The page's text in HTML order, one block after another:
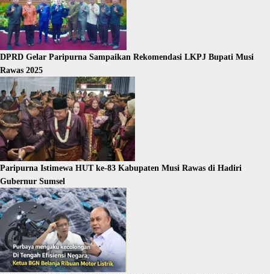
DPRD Gelar Paripurna Sampaikan Rekomendasi LKPJ Bupati Musi
Rawas 2025
Paripurna Istimewa HUT ke-83 Kabupaten Musi Rawas di Hadiri
Gubernur Sumsel